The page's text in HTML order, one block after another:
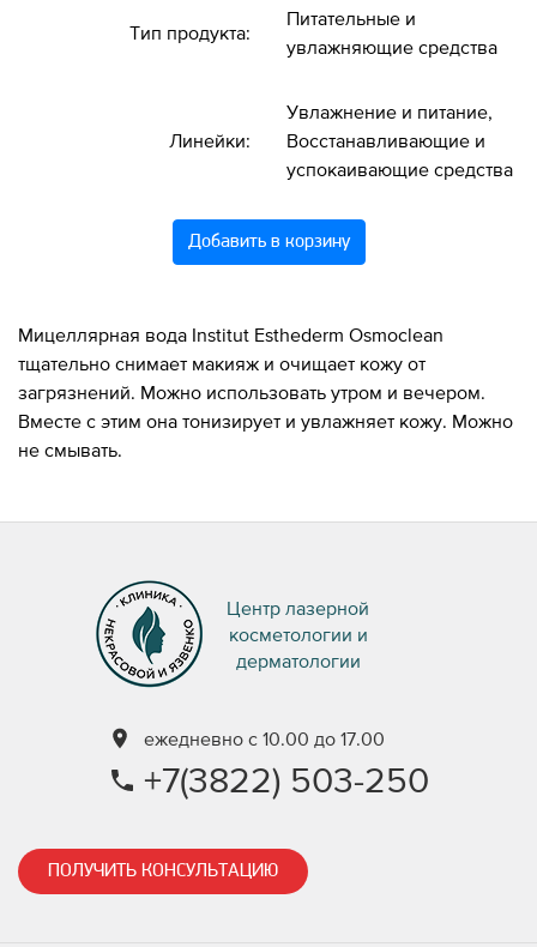
Тип продукта:
Питательные и
увлажняющие средства
Линейки:
Увлажнение и питание,
Восстанавливающие и
успокаивающие средства
Добавить в корзину
Мицеллярная вода Institut Esthederm Osmoclean
тщательно снимает макияж и очищает кожу от
загрязнений. Можно использовать утром и вечером.
Вместе с этим она тонизирует и увлажняет кожу. Можно
не смывать.
Центр лазерной
косметологии и
дерматологии
ежедневно с 10.00 до 17.00
+7(3822) 503-250
ПОЛУЧИТЬ КОНСУЛЬТАЦИЮ